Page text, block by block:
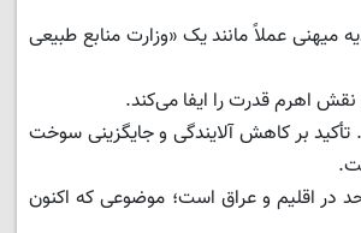
عملاً مانند یک «وزارت منابع طبیعی
نقش اهرم قدرت را ایفا می‌کند.
تأکید بر کاهش آلایندگی و جایگزینی سوخت
در اقلیم و عراق است؛ موضوعی که اکنون